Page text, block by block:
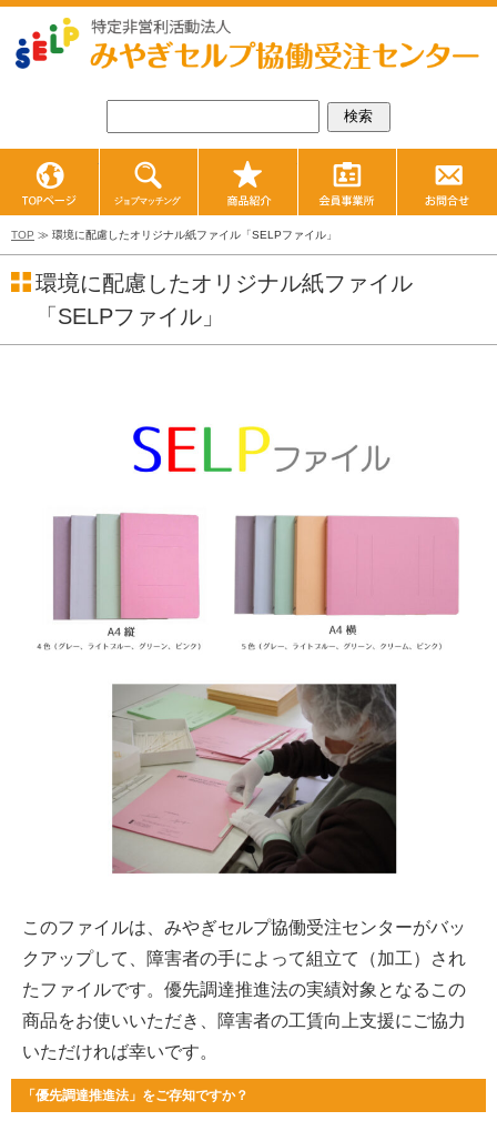
TOP ≫ 環境に配慮したオリジナル紙ファイル「SELPファイル」
環境に配慮したオリジナル紙ファイル
「SELPファイル」
このファイルは、みやぎセルプ協働受注センターがバッ
クアップして、障害者の手によって組立て（加工）され
たファイルです。優先調達推進法の実績対象となるこの
商品をお使いいただき、障害者の工賃向上支援にご協力
いただければ幸いです。
「優先調達推進法」をご存知ですか？